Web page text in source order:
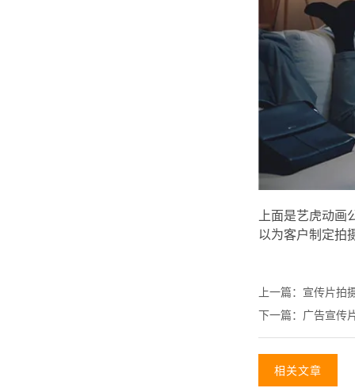
上面是艺虎动画
以为客户制定拍
上一篇： 宣传片拍
下一篇： 广告宣传
相关文章